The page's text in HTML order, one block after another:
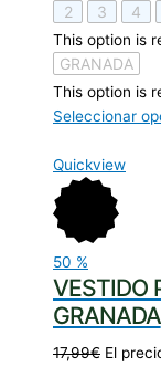
2 3 4
This option is
GRANADA
This option is
Seleccionar
Quickview
50 %
VESTIDO
GRANADA
17,99€ El